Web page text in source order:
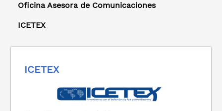
Oficina Asesora de Comunicaciones
ICETEX
ICETEX